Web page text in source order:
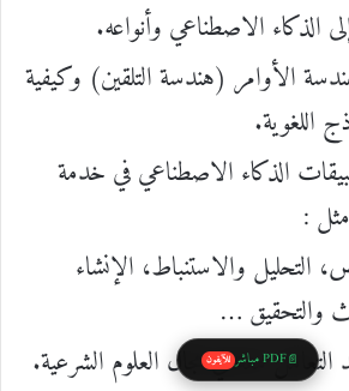
الذكاء الاصطناعي وأنواعه.
الأوامر (هندسة التلقين) وكيفية
اللغوية.
الذكاء الاصطناعي في خدمة
:
والاستنباط، الإنشاء
والتحقيق …
التعامل معه في مجال العلوم الشرعية.
📄PDF مباشر للآيفون